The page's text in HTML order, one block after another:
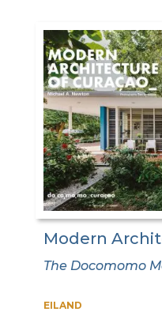
Modern
The Docomomo
EILAND